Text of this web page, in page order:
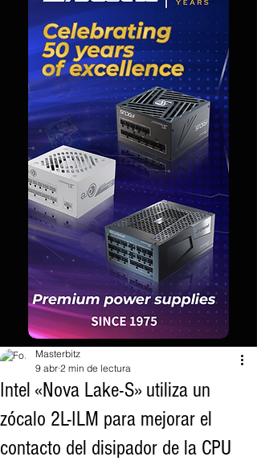
Intel «Nova Lake-S» utiliza un
zócalo 2L-ILM para mejorar el
contacto del disipador de la CPU
Masterbitz
9 abr 2 min de lectura